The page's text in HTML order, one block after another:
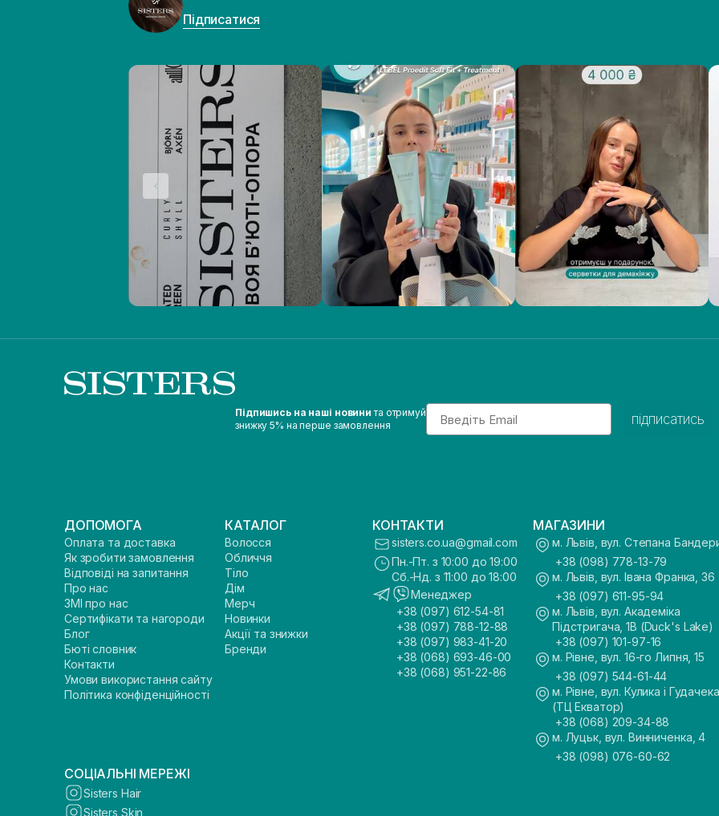
Підписатися
Підпишись на наші новини та отримуй
знижку 5% на перше замовлення
Email
підписатись
ДОПОМОГА
Оплата та доставка
Як зробити замовлення
Відповіді на запитання
Про нас
ЗМІ про нас
Сертифікати та нагороди
Блог
Бюті словник
Контакти
Умови використання сайту
Політика конфіденційності
КАТАЛОГ
Волосся
Обличчя
Тіло
Дім
Мерч
Новинки
Акції та знижки
Бренди
КОНТАКТИ
sisters.co.ua@gmail.com
Пн.-Пт. з 10:00 до 19:00
Сб.-Нд. з 11:00 до 18:00
Менеджер
+38 (097) 612-54-81
+38 (097) 788-12-88
+38 (097) 983-41-20
+38 (068) 693-46-00
+38 (068) 951-22-86
МАГАЗИНИ
м. Львів, вул. Степана
+38 (098) 778-13-79
м. Львів, вул. Івана Франка, 36
+38 (097) 611-95-94
м. Львів, вул. Академіка
Підстригача, 1В (Duck's Lake)
+38 (097) 101-97-16
м. Рівне, вул. 16-го Липня, 15
+38 (097) 544-61-44
м. Рівне, вул. Кулика і
(ТЦ Екватор)
+38 (068) 209-34-88
м. Луцьк, вул. Винниченка, 4
+38 (098) 076-60-62
СОЦІАЛЬНІ МЕРЕЖІ
Sisters Hair
Sisters Skin